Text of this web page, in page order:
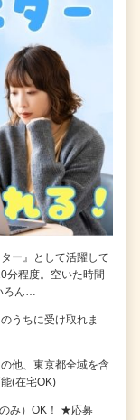
ー』として活躍して
分程度。空いた時間
ろん…
うちに受け取れま
他、東京都全域を含
(在宅OK)
み）OK！ ★応募